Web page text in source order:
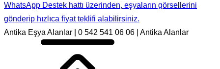
WhatsApp Destek hattı üzerinden, eşyaların görsellerini
gönderip hızlıca fiyat teklifi alabilirsiniz.
Antika Eşya Alanlar | 0 542 541 06 06 | Antika Alanlar